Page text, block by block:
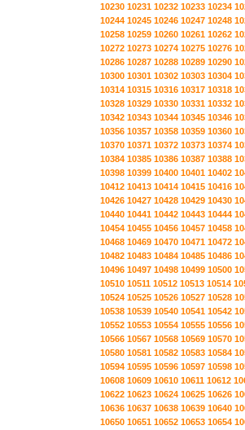
10230 10231 10232 10233 10234
10244 10245 10246 10247 10248
10258 10259 10260 10261 10262
10272 10273 10274 10275 10276
10286 10287 10288 10289 10290
10300 10301 10302 10303 10304
10314 10315 10316 10317 10318
10328 10329 10330 10331 10332
10342 10343 10344 10345 10346
10356 10357 10358 10359 10360
10370 10371 10372 10373 10374
10384 10385 10386 10387 10388
10398 10399 10400 10401 10402
10412 10413 10414 10415 10416
10426 10427 10428 10429 10430
10440 10441 10442 10443 10444
10454 10455 10456 10457 10458
10468 10469 10470 10471 10472
10482 10483 10484 10485 10486
10496 10497 10498 10499 10500
10510 10511 10512 10513 10514
10524 10525 10526 10527 10528
10538 10539 10540 10541 10542
10552 10553 10554 10555 10556
10566 10567 10568 10569 10570
10580 10581 10582 10583 10584
10594 10595 10596 10597 10598
10608 10609 10610 10611 10612
10622 10623 10624 10625 10626
10636 10637 10638 10639 10640
10650 10651 10652 10653 10654